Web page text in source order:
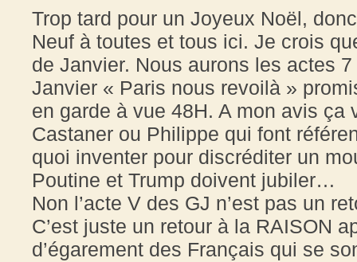
Trop tard pour un Joyeux Noël,
Neuf à toutes et tous ici. Je crois
de Janvier. Nous aurons les actes
Janvier « Paris nous revoilà »
en garde à vue 48H. A mon avis
Castaner ou Philippe qui font
quoi inventer pour discréditer un
Poutine et Trump doivent jubiler…
Non l’acte V des GJ n’est pas un
C’est juste un retour à la RAISON
d’égarement des Français qui se